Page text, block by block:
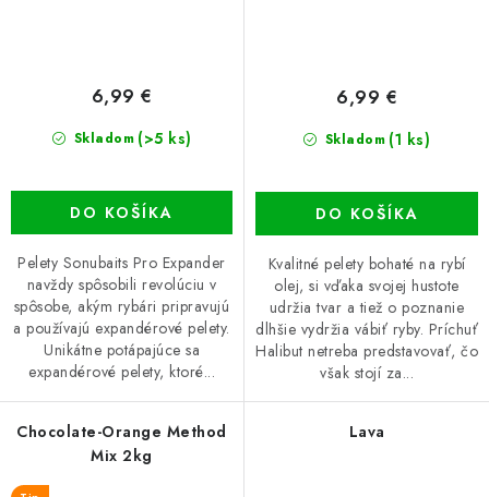
Skladom (>5 ks)
6,99 €
DO KOŠÍKA
Pelety Sonubaits Pro Expander
navždy spôsobili revolúciu v
spôsobe, akým rybári pripravujú
a používajú expandérové pelety.
Unikátne potápajúce sa
expandérové pelety, ktoré...
Skladom (1 ks)
6,99 €
DO KOŠÍKA
Kvalitné pelety bohaté na rybí
olej, si vďaka svojej hustote
udržia tvar a tiež o poznanie
dlhšie vydržia vábiť ryby. Príchuť
Halibut netreba predstavovať, čo
však stojí za...
Chocolate-Orange Method
Mix 2kg
Lava